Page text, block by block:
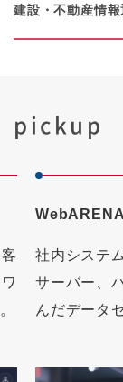
建設・不動産情
pickup
社内システ
サーバー、
んだデータ